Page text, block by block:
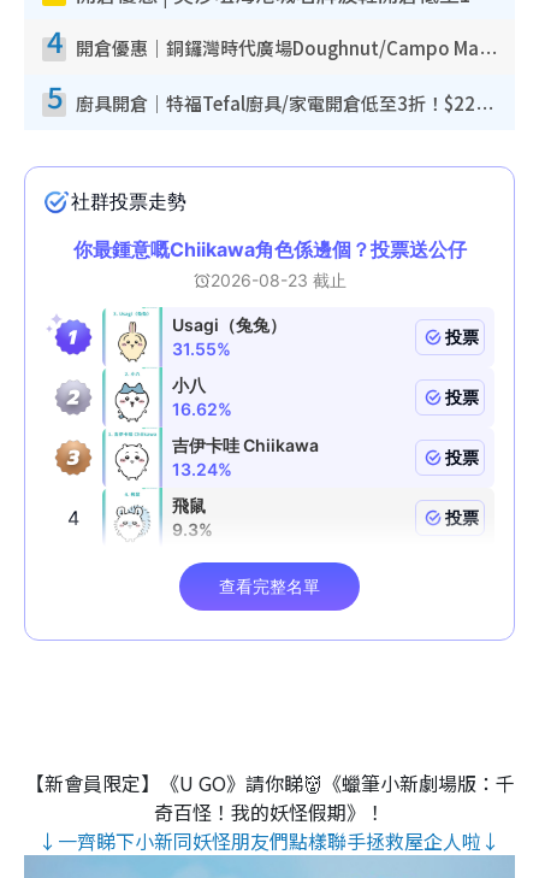
4 開倉優惠｜銅鑼灣時代廣場Doughnut/Campo Marzio開倉低至1折！背囊、書包、手袋劈價$200起
5 廚具開倉｜特福Tefal廚具/家電開倉低至3折！$220起買平底鍋/炒鑊/湯煲！電飯煲/吸塵機/燙斗$418起
【新會員限定】《U GO》請你睇👹《蠟筆小新劇場版：千
奇百怪！我的妖怪假期》！
↓一齊睇下小新同妖怪朋友們點樣聯手拯救屋企人啦↓